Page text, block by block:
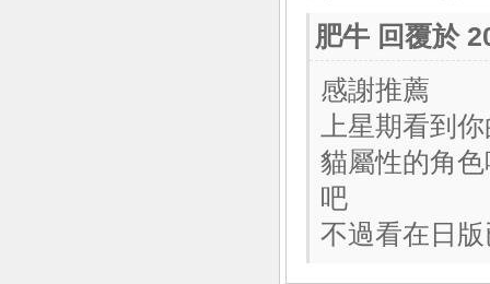
肥牛 回覆於
感謝推薦
上星期看到
貓屬性的角
吧
不過看在日